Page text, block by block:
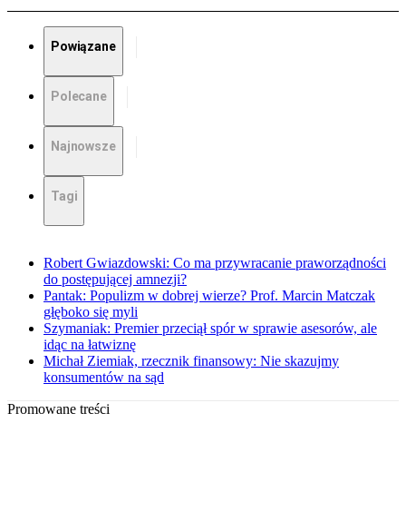
Powiązane
Polecane
Najnowsze
Tagi
Robert Gwiazdowski: Co ma przywracanie praworządności
do postępującej amnezji?
Pantak: Populizm w dobrej wierze? Prof. Marcin Matczak
głęboko się myli
Szymaniak: Premier przeciął spór w sprawie asesorów, ale
idąc na łatwiznę
Michał Ziemiak, rzecznik finansowy: Nie skazujmy
konsumentów na sąd
Promowane treści